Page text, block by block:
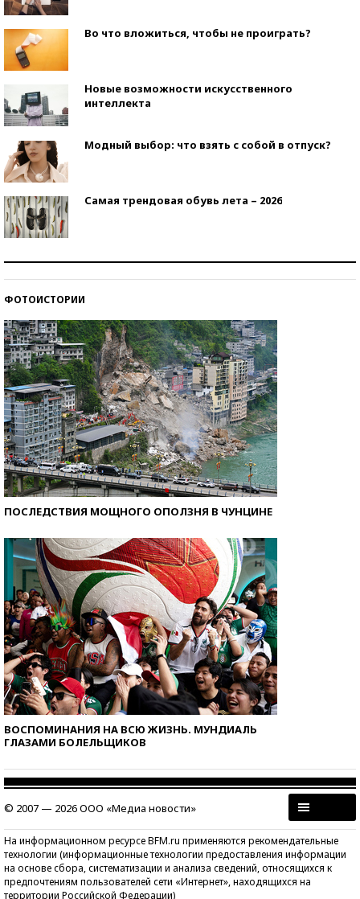
Во что вложиться, чтобы не проиграть?
Новые возможности искусственного
интеллекта
Модный выбор: что взять с собой в отпуск?
Самая трендовая обувь лета – 2026
ФОТОИСТОРИИ
ПОСЛЕДСТВИЯ МОЩНОГО ОПОЛЗНЯ В ЧУНЦИНЕ
ВОСПОМИНАНИЯ НА ВСЮ ЖИЗНЬ. МУНДИАЛЬ
ГЛАЗАМИ БОЛЕЛЬЩИКОВ
© 2007 — 2026 ООО «Медиа новости»
На информационном ресурсе BFM.ru применяются рекомендательные
технологии (информационные технологии предоставления информации
на основе сбора, систематизации и анализа сведений, относящихся к
предпочтениям пользователей сети «Интернет», находящихся на
территории Российской Федерации)